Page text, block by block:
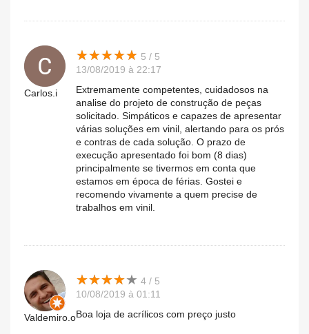
Carlos.i
★★★★★
★★★★★ 5 / 5
13/08/2019 à 22:17
Extremamente competentes, cuidadosos na
analise do projeto de construção de peças
solicitado. Simpáticos e capazes de apresentar
várias soluções em vinil, alertando para os prós
e contras de cada solução. O prazo de
execução apresentado foi bom (8 dias)
principalmente se tivermos em conta que
estamos em época de férias. Gostei e
recomendo vivamente a quem precise de
trabalhos em vinil.
Valdemiro.o
★★★★★
★★★★★ 4 / 5
10/08/2019 à 01:11
Boa loja de acrílicos com preço justo